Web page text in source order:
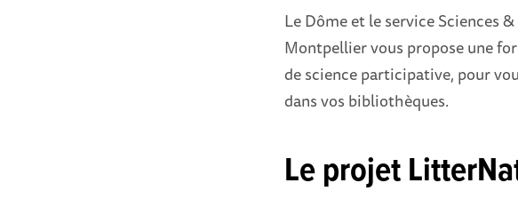
Le Dôme et le service Sciences
Montpellier vous propose une
de science participative, pour
dans vos bibliothèques.
Le projet